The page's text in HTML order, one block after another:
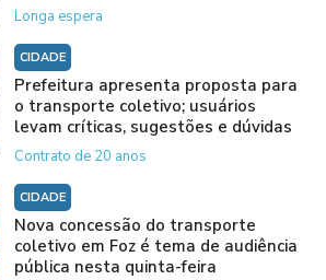
Longa espera
CIDADE
Prefeitura apresenta proposta para
o transporte coletivo; usuários
levam críticas, sugestões e dúvidas
Contrato de 20 anos
CIDADE
Nova concessão do transporte
coletivo em Foz é tema de audiência
pública nesta quinta-feira